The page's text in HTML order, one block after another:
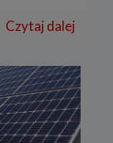
Czytaj dalej